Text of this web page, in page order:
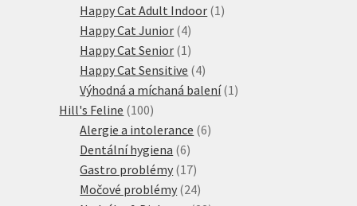
produktů
Happy Cat Adult Indoor 1 1
Happy Cat Junior 44
produkty
Happy Cat Senior 1 1
produkt
Happy Cat Sensitive 44
produkty
Výhodná a míchaná balení 1 1
Hill's Feline 100100
produktů
Alergie a intolerance 66
Dentální hygiena 66
produktů
Gastro problémy 1717
produktů
Močové problémy 2424